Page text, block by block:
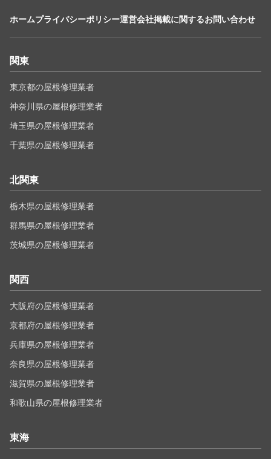
ホームプライバシーポリシー運営会社掲載に関するお問い合わせ
関東
東京都の屋根修理業者
神奈川県の屋根修理業者
埼玉県の屋根修理業者
千葉県の屋根修理業者
北関東
栃木県の屋根修理業者
群馬県の屋根修理業者
茨城県の屋根修理業者
関西
大阪府の屋根修理業者
京都府の屋根修理業者
兵庫県の屋根修理業者
奈良県の屋根修理業者
滋賀県の屋根修理業者
和歌山県の屋根修理業者
東海